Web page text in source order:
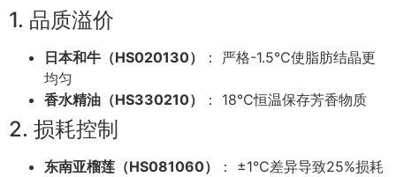
1. 品质溢价
日本和牛（HS020130）
： 严格-1.5℃使脂肪结晶更
均匀
香水精油（HS330210）
： 18℃恒温保存芳香物质
2. 损耗控制
东南亚榴莲（HS081060）
： ±1℃差异导致25%损耗